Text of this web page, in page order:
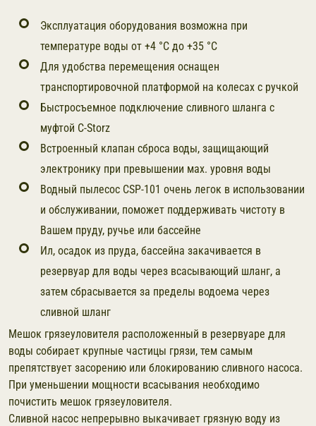
Эксплуатация оборудования возможна при
температуре воды от +4 °C до +35 °С
Для удобства перемещения оснащен
транспортировочной платформой на колесах с ручкой
Быстросъемное подключение сливного шланга с
муфтой C-Storz
Встроенный клапан сброса воды, защищающий
электронику при превышении мах. уровня воды
Водный пылесос CSP-101 очень легок в использовании
и обслуживании, поможет поддерживать чистоту в
Вашем пруду, ручье или бассейне
Ил, осадок из пруда, бассейна закачивается в
резервуар для воды через всасывающий шланг, а
затем сбрасывается за пределы водоема через
сливной шланг
Мешок грязеуловителя расположенный в резервуаре для
воды собирает крупные частицы грязи, тем самым
препятствует засорению или блокированию сливного насоса.
При уменьшении мощности всасывания необходимо
почистить мешок грязеуловителя.
Сливной насос непрерывно выкачивает грязную воду из